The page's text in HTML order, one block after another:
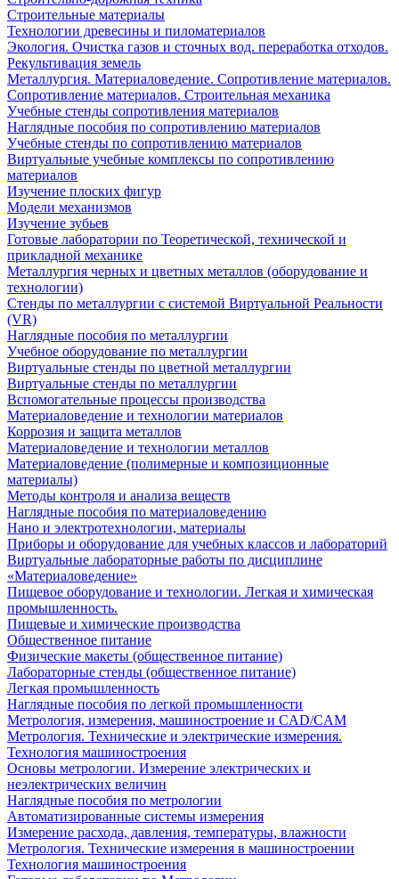
Строительные материалы
Технологии древесины и пиломатериалов
Экология. Очистка газов и сточных вод. переработка отходов.
Рекультивация земель
Металлургия. Материаловедение. Сопротивление материалов.
Сопротивление материалов. Строительная механика
Учебные стенды сопротивления материалов
Наглядные пособия по сопротивлению материалов
Учебные стенды по сопротивлению материалов
Виртуальные учебные комплексы по сопротивлению
материалов
Изучение плоских фигур
Модели механизмов
Изучение зубьев
Готовые лаборатории по Теоретической, технической и
прикладной механике
Металлургия черных и цветных металлов (оборудование и
технологии)
Cтенды по металлургии с системой Виртуальной Реальности
(VR)
Наглядные пособия по металлургии
Учебное оборудование по металлургии
Виртуальные стенды по цветной металлургии
Виртуальные стенды по металлургии
Вспомогательные процессы производства
Материаловедение и технологии материалов
Коррозия и защита металлов
Материаловедение и технологии металлов
Материаловедение (полимерные и композиционные
материалы)
Методы контроля и анализа веществ
Наглядные пособия по материаловедению
Нано и электротехнологии, материалы
Приборы и оборудование для учебных классов и лабораторий
Виртуальные лабораторные работы по дисциплине
«Материаловедение»
Пищевое оборудование и технологии. Легкая и химическая
промышленность.
Пищевые и химические производства
Общественное питание
Физические макеты (общественное питание)
Лабораторные стенды (общественное питание)
Легкая промышленность
Наглядные пособия по легкой промышленности
Метрология, измерения, машиностроение и CAD/CAM
Метрология. Технические и электрические измерения.
Технология машиностроения
Основы метрологии. Измерение электрических и
неэлектрических величин
Наглядные пособия по метрологии
Автоматизированные системы измерения
Измерение расхода, давления, температуры, влажности
Метрология. Технические измерения в машиностроении
Технология машиностроения